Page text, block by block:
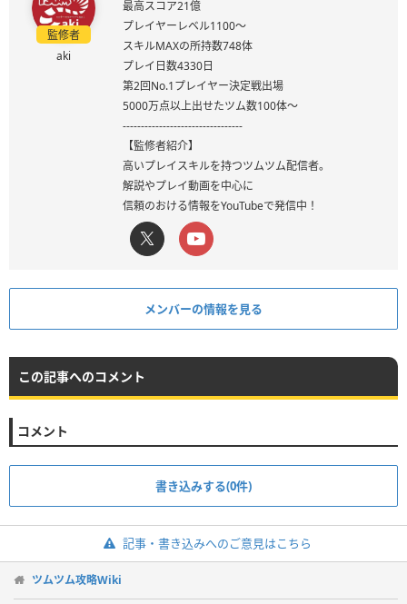
監修者
aki
最高スコア21億
プレイヤーレベル1100～
スキルMAXの所持数748体
プレイ日数4330日
第2回No.1プレイヤー決定戦出場
5000万点以上出せたツム数100体～
---------------------------------
【監修者紹介】
高いプレイスキルを持つツムツム配信者。
解説やプレイ動画を中心に
信頼のおける情報をYouTubeで発信中！
メンバーの情報を見る
この記事へのコメント
コメント
書き込みする(0件)
記事・書き込みへのご意見はこちら
ツムツム攻略Wiki